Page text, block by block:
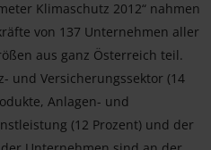
Klimaschutz 2012“ nahmen
von 137 Unternehmen aller
aus ganz Österreich teil.
und Versicherungssektor (14
Anlagen- und
(12 Prozent) und der